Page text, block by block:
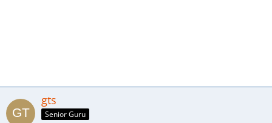
gts
Senior Guru